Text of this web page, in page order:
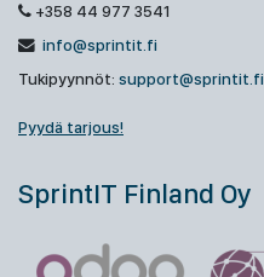
+358 44 977 3541
info@sprintit.fi
Tukipyynnöt: support@sprintit.fi
Pyydä tarjous!
SprintIT Finland Oy